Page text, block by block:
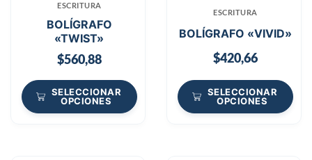
ESCRITURA
BOLÍGRAFO
«TWIST»
$560,88
SELECCIONAR
OPCIONES
ESCRITURA
BOLÍGRAFO «VIVID»
$420,66
SELECCIONAR
OPCIONES